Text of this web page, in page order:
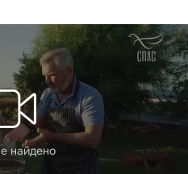
найдено